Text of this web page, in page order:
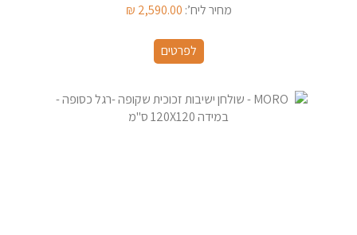
מחיר ליח’: 2,590.00
₪
לפרטים